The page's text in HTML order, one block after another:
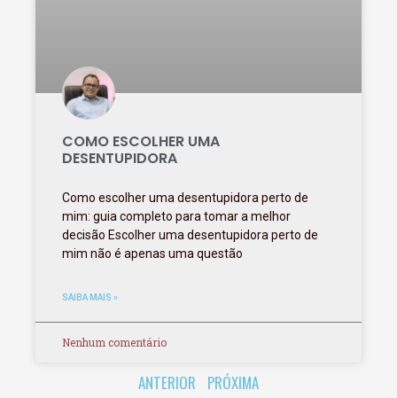
COMO ESCOLHER UMA
DESENTUPIDORA
Como escolher uma desentupidora perto de
mim: guia completo para tomar a melhor
decisão Escolher uma desentupidora perto de
mim não é apenas uma questão
SAIBA MAIS »
Nenhum comentário
ANTERIOR PRÓXIMA